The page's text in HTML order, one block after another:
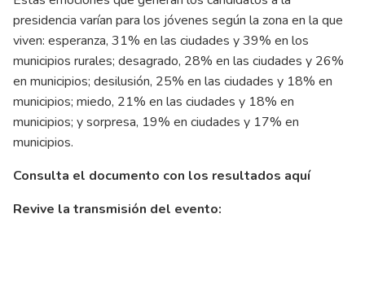
presidencia varían para los jóvenes según la zona en la que
viven: esperanza, 31% en las ciudades y 39% en los
municipios rurales; desagrado, 28% en las ciudades y 26%
en municipios; desilusión, 25% en las ciudades y 18% en
municipios; miedo, 21% en las ciudades y 18% en
municipios; y sorpresa, 19% en ciudades y 17% en
municipios.
Consulta el documento con los resultados aquí
Revive la transmisión del evento: